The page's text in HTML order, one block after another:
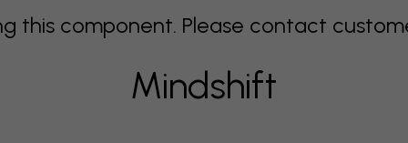
this component. Please contact
Mindshift